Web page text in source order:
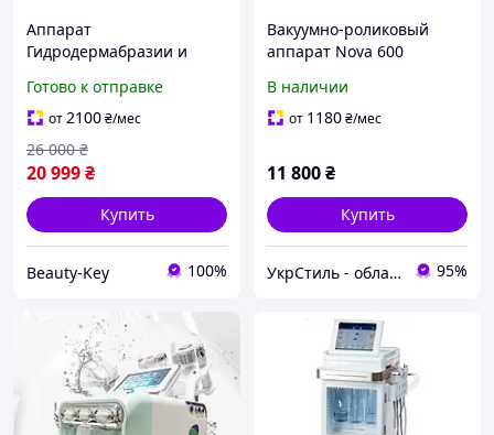
Аппарат
Гидродермабразии и
H2O2- II
Готово к отправке
от2100₴/мес
20 999₴
26 000 ₴
Купить
Beauty-Key 100%
Вакуумно-роликовый
аппарат Nova 600
В наличии
от 1180₴/мес
11 800₴
Купить
УкрСтиль - обладнання для салонів краси 95%